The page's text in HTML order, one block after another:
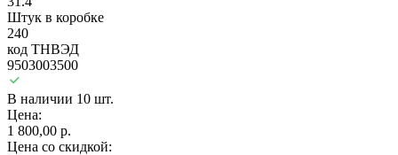
Штук в коробке
240
код ТНВЭД
9503003500
В наличии 10 шт.
Цена:
1 800,00 р.
Цена со скидкой: